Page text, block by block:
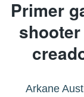
Primer
Arkane